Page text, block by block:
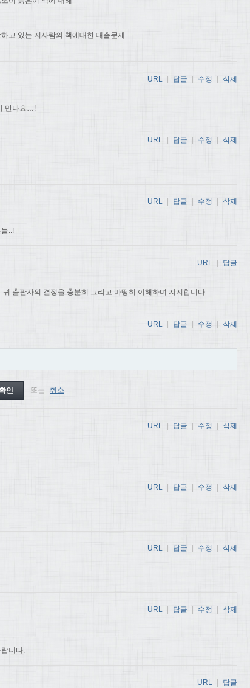
고 있는 저사람의 책에대한 대출문제
만나요…!
URL | 답글 | 수정 | 삭제
URL 답글 수정 삭제
..!
URL 답글 수정 삭제
출판사의 결정을 충분히 그리고 마땅히 이해하며 지지합니다.
URL | 답글
또는 취소
URL | 답글 | 수정 | 삭제
URL | 답글 | 수정 | 삭제
URL | 답글 | 수정 | 삭제
URL 답글 수정 삭제
니다.
URL 답글 수정 삭제
URL 답글